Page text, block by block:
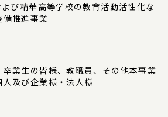
び精華高等学校の教育活動活性化な
備推進事業
業生の皆様、教職員、その他本事業
及び企業様・法人様